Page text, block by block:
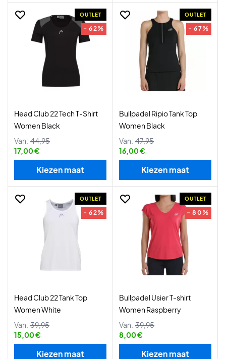
OUTLET
- 62%
Head Club 22 Tech T-Shirt
Women Black
Van: 44,95
17,00 €
Kiezen maat
OUTLET
- 67%
Bullpadel Ripio Tank Top
Women Black
Van: 47,95
16,00 €
Kiezen maat
OUTLET
- 62%
Head Club 22 Tank Top
Women White
Van: 39,95
15,00 €
Kiezen maat
OUTLET
- 80%
Bullpadel Usier T-shirt
Women Raspberry
Van: 39,95
8,00 €
Kiezen maat